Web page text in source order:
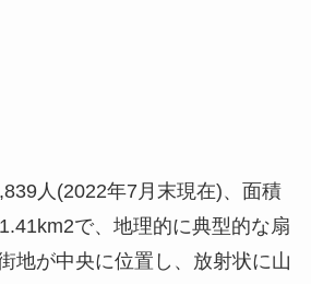
人(2022年7月末現在)、面積
で、地理的に典型的な扇
地が中央に位置し、放射状に山